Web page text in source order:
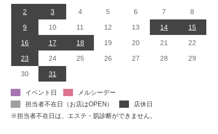
2
3 4 5 6 7
8
9
10 11 12 13 14
15
16
17 18 19 20 21
22
23
24 25 26 27 28
29
30
31
イベント日
メルシーデー
担当者不在日（お店はOPEN）
店休日
※担当者不在日は、エステ・肌診断ができません。